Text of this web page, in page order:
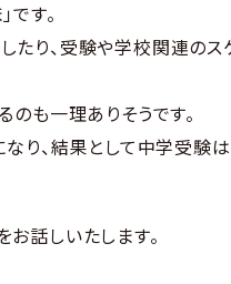
す。
たり、受験や学校関連の
のも一理ありそうです。
り、結果として中学受験
話しいたします。